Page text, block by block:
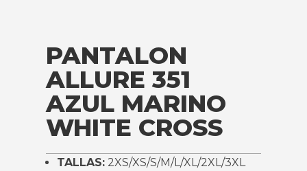
PANTALON
ALLURE 351
AZUL MARINO
WHITE CROSS
TALLAS: 2XS/XS/S/M/L/XL/2XL/3XL